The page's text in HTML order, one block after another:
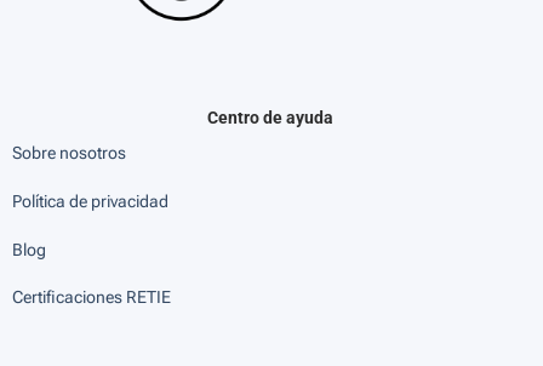
Centro de ayuda
Sobre nosotros
Política de privacidad
Blog
Certificaciones RETIE